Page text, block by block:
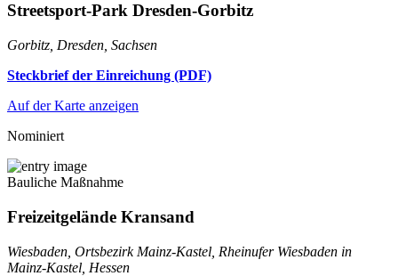
Streetsport-Park Dresden-Gorbitz
Gorbitz, Dresden, Sachsen
Steckbrief der Einreichung (PDF)
Auf der Karte anzeigen
Nominiert
Bauliche Maßnahme
Freizeitgelände Kransand
Wiesbaden, Ortsbezirk Mainz-Kastel, Rheinufer Wiesbaden in
Mainz-Kastel, Hessen